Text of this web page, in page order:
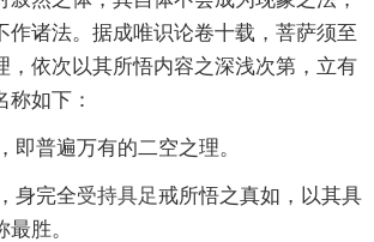
作诸法。据成唯识论卷十载，菩萨须至
，依次以其所悟内容之深浅次第，立有
如下：
普遍万有的二空之理。
完全受持具足戒所悟之真如，以其具
最胜。